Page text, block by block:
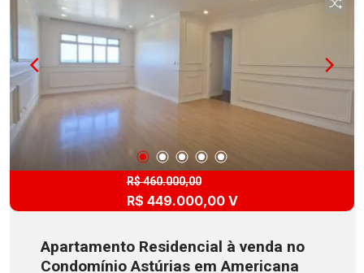
R$ 460.000,00
R$ 449.000,00 V
Apartamento Residencial à venda no
Condomínio Astúrias em Americana